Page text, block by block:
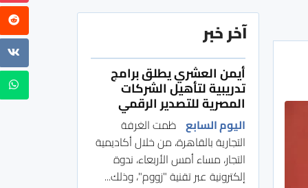
آخر خبر
أيمن العشري يطلق برامج
تدريبية لتأهيل الشركات
المصرية للتصدير الرقمي
اليوم السابع ظمت الغرفة
التجارية بالقاهرة، من خلال أكاديمية
التجار، مساء أمس الأربعاء، ندوة
إلكترونية عبر تقنية "زووم"، وذلك...